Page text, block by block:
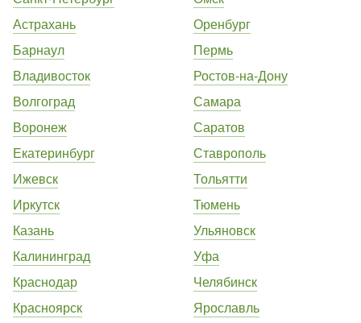
Астрахань
Барнаул
Владивосток
Волгоград
Воронеж
Екатеринбург
Ижевск
Иркутск
Казань
Калининград
Краснодар
Красноярск
Оренбург
Пермь
Ростов-на-Дону
Самара
Саратов
Ставрополь
Тольятти
Тюмень
Ульяновск
Уфа
Челябинск
Ярославль